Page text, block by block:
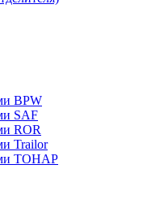
BPW
SAF
ROR
Trailor
ТОНАР